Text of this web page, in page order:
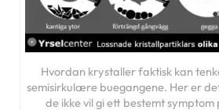
Hvordan krystaller faktisk kan
semisirkulære buegangene. Her er
de ikke vil gi ett bestemt symptom